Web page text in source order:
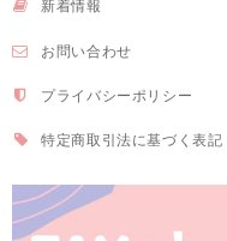
新着情報
お問い合わせ
プライバシーポリシー
特定商取引法に基づく表記